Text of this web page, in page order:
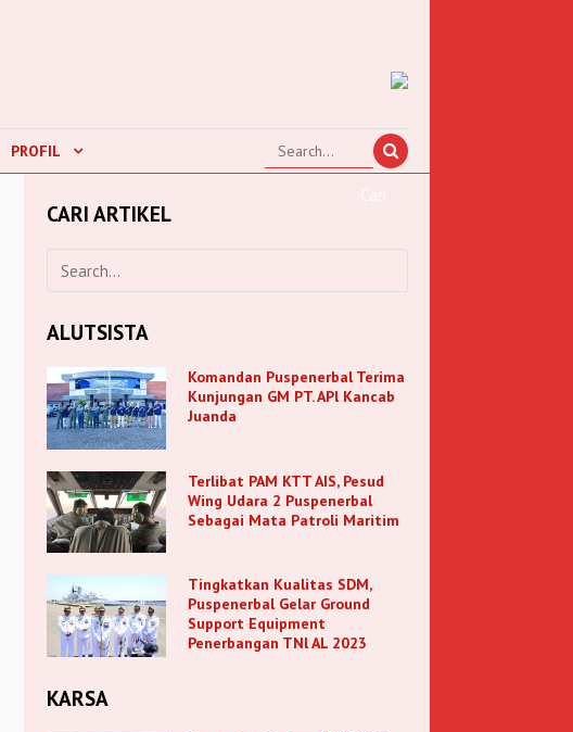
PROFIL
CARI ARTIKEL
ALUTSISTA
Komandan Puspenerbal Terima
Kunjungan GM PT. APl Kancab
Juanda
Terlibat PAM KTT AIS, Pesud
Wing Udara 2 Puspenerbal
Sebagai Mata Patroli Maritim
Tingkatkan Kualitas SDM,
Puspenerbal Gelar Ground
Support Equipment
Penerbangan TNl AL 2023
KARSA